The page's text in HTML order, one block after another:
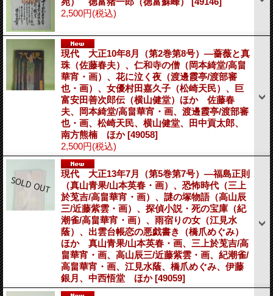
2,500円(税込)
現代 大正10年8月（第2巻第8号）―薔薇と真
珠（佐藤春夫）、仁和寺の僧（岡本綺堂/高畠
華宵・画）、花に泣く夜（渡邊霞亭/渡部審
也・画）、女優村田嘉久子（松崎天民）、巨
富安田善次郎伝（横山健堂）ほか 佐藤春
夫、岡本綺堂/高畠華宵・画、渡邊霞亭/渡部審
也・画、松崎天民、横山健堂、田中貢太郎、
南方熊楠 ほか[49058]
2,500円(税込)
現代 大正13年7月（第5巻第7号）―福島正則
（真山青果/山本英春・画）、恐怖時代（三上
於莵吉/高畠華宵・画）、謎の塚物語（高山辰
三/近藤紫雲・画）、探偵小説・死の宝庫（紀
潮雀/高畠華宵・画）、雨宿りの女（江見水
蔭）、出雲台帳恋の悪戯書き（橋爪めぐみ）
ほか 真山青果/山本英春・画、三上於莵吉/高
畠華宵・画、高山辰三/近藤紫雲・画、紀潮雀/
高畠華宵・画、江見水蔭、橋爪めぐみ、伊藤
銀月、中西悟堂 ほか[49059]